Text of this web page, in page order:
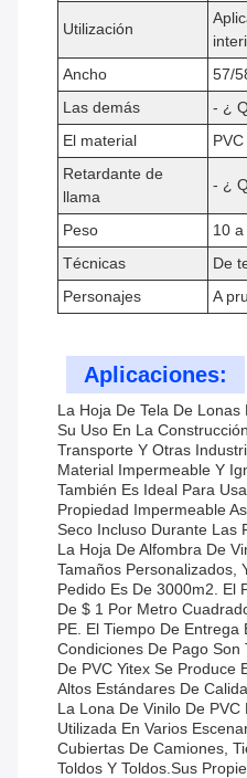
Utilización
Ancho
57/
Las demás
- ¿
El material
Retardante de
llama
- ¿
Peso
10
Técnicas
De
Personajes
A
Aplicaciones:
La Hoja De Tela De
Su Uso En La
Transporte Y Otras
Material Impermeable Y
También Es Ideal Para
Propiedad Impermeable
Seco Incluso Durante Las
La Hoja De Alfombra De
Tamaños Personalizados,
Pedido Es De 3000m2. El
De $ 1 Por Metro
PE. El Tiempo De
Condiciones De Pago
De PVC Yitex Se Produce
Altos Estándares De
La Lona De Vinilo De
Utilizada En Varios
Cubiertas De Camiones,
Toldos Y Toldos.Sus